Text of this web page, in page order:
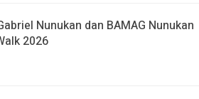
Nunukan dan BAMAG Nunukan
2026